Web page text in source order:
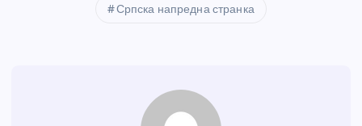
Српска напредна странка